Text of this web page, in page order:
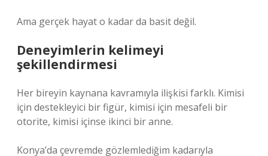
Ama gerçek hayat o kadar da basit değil.
Deneyimlerin kelimeyi
şekillendirmesi
Her bireyin kaynana kavramıyla ilişkisi farklı. Kimisi
için destekleyici bir figür, kimisi için mesafeli bir
otorite, kimisi içinse ikinci bir anne.
Konya’da çevremde gözlemlediğim kadarıyla